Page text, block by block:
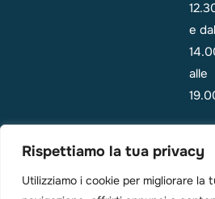
Rispettiamo la tua privacy
Utilizziamo i cookie per migliorare la
e
alle
i